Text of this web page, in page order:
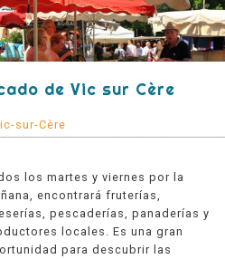
de Vic sur Cère
sur-Cère
los martes y viernes por la
encontrará fruterías,
pescaderías, panaderías y
locales. Es una gran
para descubrir las